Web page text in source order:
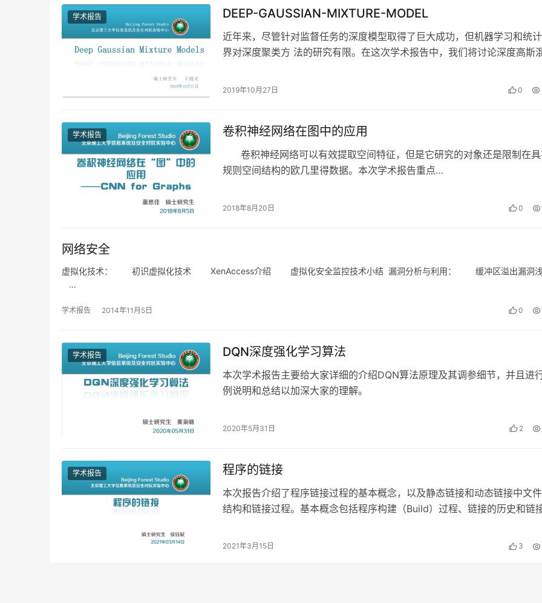
学术报告 DEEP-GAUSSIAN-MIXTURE-MODEL
近年来，尽管针对监督任务的深度模型取得了巨大成功，但机器学习和统
界对深度聚类方 法的研究有限。在这次学术报告中，我们将讨论深度高斯
2019年10月27日 0
学术报告 卷积神经网络在图中的应用
卷积神经网络可以有效提取空间特征，但是它研究的对象还是限制在具
规则空间结构的欧几里得数据。本次学术报告重点…
2018年8月20日 0
网络安全
虚拟化技术： 初识虚拟化技术 XenAccess介绍 虚拟化安全监控技术小结 漏洞分析与利用： 缓冲区溢出漏洞
…
学术报告 2014年11月5日 0
学术报告 DQN深度强化学习算法
本次学术报告主要给大家详细的介绍DQN算法原理及其调参细节，并且进
例说明和总结以加深大家的理解。
2020年5月31日 2
学术报告 程序的链接
本次报告介绍了程序链接过程的基本概念，以及静态链接和动态链接中文
结构和链接过程。基本概念包括程序构建（Build）过程、链接的历史和链
2021年3月15日 3